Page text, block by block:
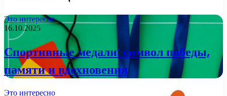
Это интересно
16.10.2025
Спортивные медали: символ победы,
памяти и вдохновения
Это интересно